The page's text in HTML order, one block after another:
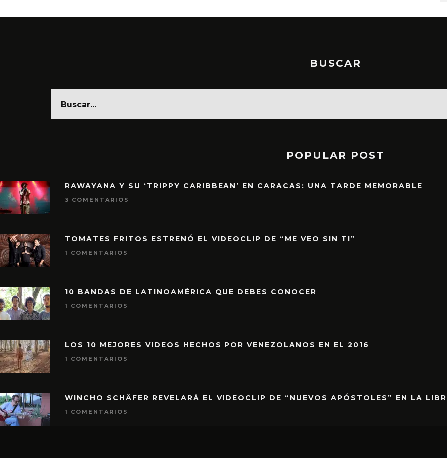
BUSCAR
POPULAR POST
RAWAYANA Y SU ‘TRIPPY CARIBBEAN’ EN CARACAS: UNA TARDE MEMORABLE
3 COMENTARIOS
TOMATES FRITOS ESTRENÓ EL VIDEOCLIP DE “ME VEO SIN TI”
1 COMENTARIOS
10 BANDAS DE LATINOAMÉRICA QUE DEBES CONOCER
1 COMENTARIOS
LOS 10 MEJORES VIDEOS HECHOS POR VENEZOLANOS EN EL 2016
1 COMENTARIOS
WINCHO SCHÄFER REVELARÁ EL VIDEOCLIP DE “NUEVOS APÓSTOLES” EN LA
1 COMENTARIOS